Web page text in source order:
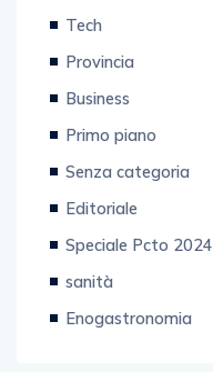
Tech
Provincia
Business
Primo piano
Senza categoria
Editoriale
Speciale Pcto 2024
sanità
Enogastronomia